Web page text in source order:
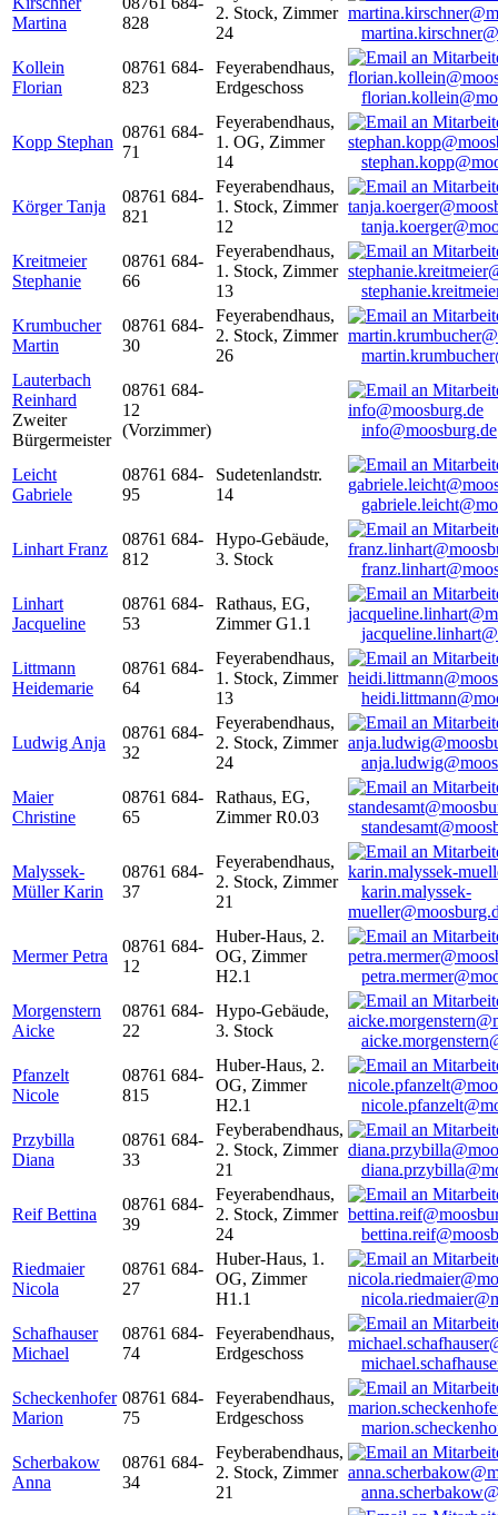
Martina
828
2. Stock, Zimmer
24
Kollein
Florian
08761 684-
823
Feyerabendhaus,
Erdgeschoss
Kopp Stephan
08761 684-
71
Feyerabendhaus,
1. OG, Zimmer
14
Körger Tanja
08761 684-
821
Feyerabendhaus,
1. Stock, Zimmer
12
Kreitmeier
Stephanie
08761 684-
66
Feyerabendhaus,
1. Stock, Zimmer
13
Krumbucher
Martin
08761 684-
30
Feyerabendhaus,
2. Stock, Zimmer
26
Lauterbach
Reinhard
Zweiter
Bürgermeister
08761 684-
12
(Vorzimmer)
info@moosburg.de
Leicht
Gabriele
08761 684-
95
Sudetenlandstr.
14
Linhart Franz
08761 684-
812
Hypo-Gebäude,
3. Stock
Linhart
Jacqueline
08761 684-
53
Rathaus, EG,
Zimmer G1.1
Littmann
Heidemarie
08761 684-
64
Feyerabendhaus,
1. Stock, Zimmer
13
Ludwig Anja
08761 684-
32
Feyerabendhaus,
2. Stock, Zimmer
24
Maier
Christine
08761 684-
65
Rathaus, EG,
Zimmer R0.03
Malyssek-
Müller Karin
08761 684-
37
Feyerabendhaus,
2. Stock, Zimmer
21
karin.malyssek-
Mermer Petra
08761 684-
12
Huber-Haus, 2.
OG, Zimmer
H2.1
Morgenstern
Aicke
08761 684-
22
Hypo-Gebäude,
3. Stock
Pfanzelt
Nicole
08761 684-
815
Huber-Haus, 2.
OG, Zimmer
H2.1
Przybilla
Diana
08761 684-
33
Feyberabendhaus,
2. Stock, Zimmer
21
Reif Bettina
08761 684-
39
Feyerabendhaus,
2. Stock, Zimmer
24
Riedmaier
Nicola
08761 684-
27
Huber-Haus, 1.
OG, Zimmer
H1.1
Schafhauser
Michael
08761 684-
74
Feyerabendhaus,
Erdgeschoss
Scheckenhofer
Marion
08761 684-
75
Feyerabendhaus,
Erdgeschoss
Scherbakow
Anna
08761 684-
34
Feyberabendhaus,
2. Stock, Zimmer
21